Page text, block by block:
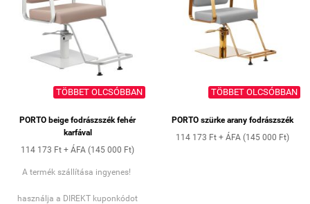
93 cm
háttámla méretei: 46 x 22
Műszaki adatok:
ötcsillagos alap
a csomag mérete 61 x 50
x 35 cm
TÖBBET OLCSÓBBAN
PORTO beige fodrászszék fehér
karfával
114 173 Ft + ÁFA (145 000 Ft)
A termék szállítása ingyenes!
használja a DIREKT kuponkódot
TÖBBET OLCSÓBBAN
PORTO szürke arany fodrászszék
114 173 Ft + ÁFA (145 000 Ft)